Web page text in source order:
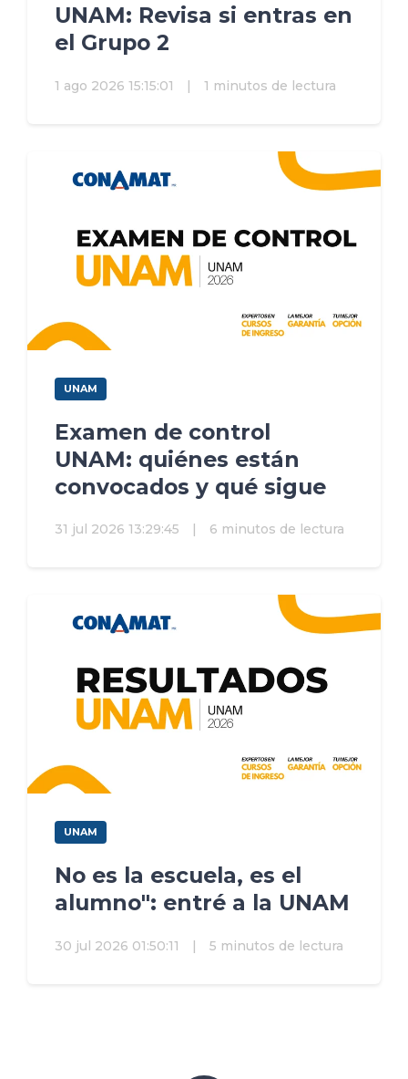
UNAM: Revisa si entras en
el Grupo 2
1 ago 2026 15:15:01 | 1 minutos de lectura
UNAM
Examen de control
UNAM: quiénes están
convocados y qué sigue
31 jul 2026 13:29:45 6 minutos de lectura
UNAM
No es la escuela, es el
alumno": entré a la UNAM
30 jul 2026 01:50:11 | 5 minutos de lectura